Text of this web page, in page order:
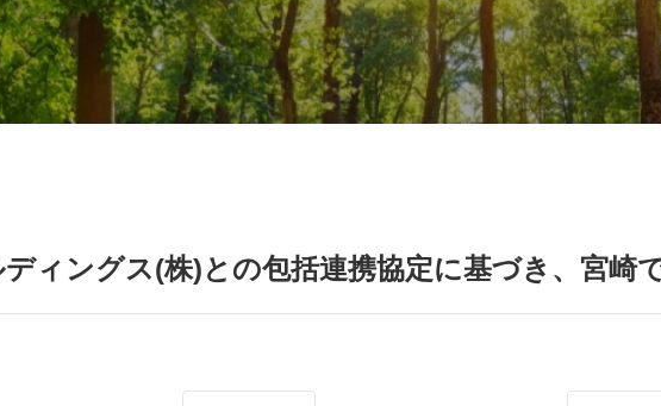
ィングス(株)との包括連携協定に基づき、宮崎